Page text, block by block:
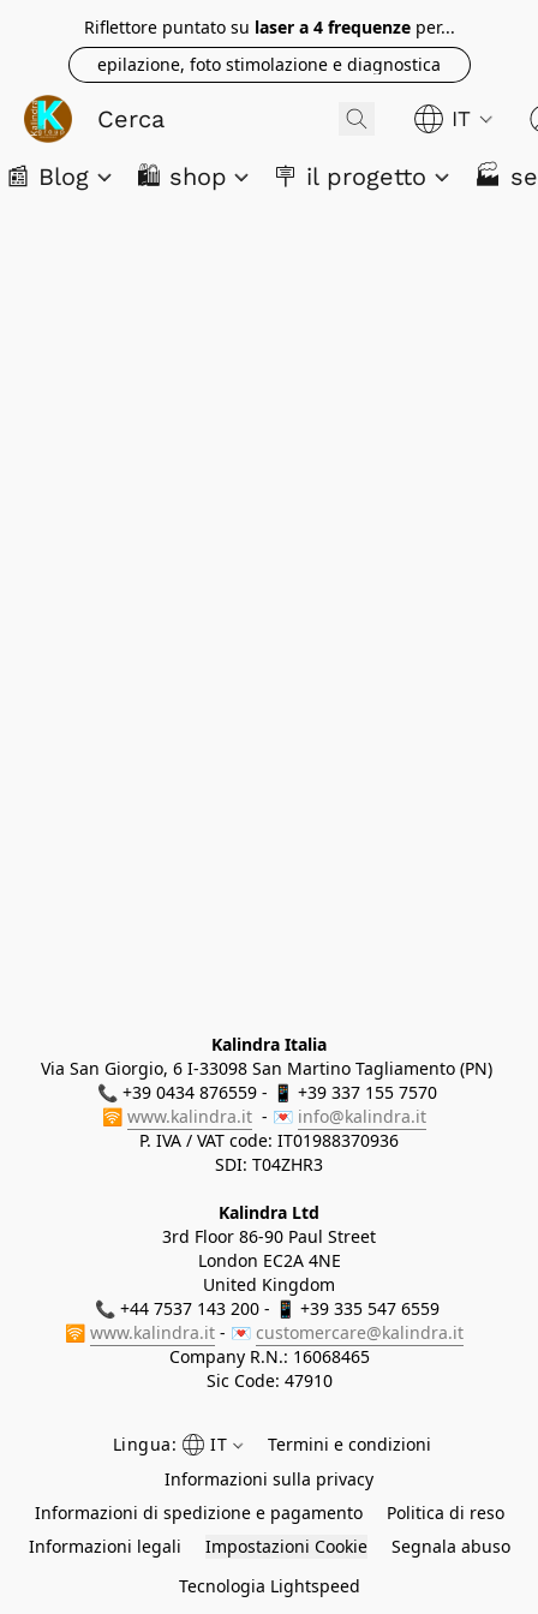
Riflettore puntato su laser a 4 frequenzeper...
epilazione, foto stimolazione e diagnostica
IT
📰 Blog 🛍️ shop 🪧 il progetto 🏭
Kalindra Italia
Via San Giorgio, 6 I-33098 San Martino Tagliamento (PN)
📞 +39 0434 876559 - 📱 +39 337 155 7570
🛜 www.kalindra.it
  - 💌
info@kalindra.it
P. IVA / VAT code: IT01988370936
SDI: T04ZHR3
Kalindra Ltd
3rd Floor 86-90 Paul Street
London EC2A 4NE
United Kingdom
📞 +44 7537 143 200 - 📱 +39 335 547 6559
🛜 www.kalindra.it - 💌 customercare@kalindra.it
Company R.N.: 16068465
Sic Code: 47910
Lingua: IT
Termini e condizioni
Informazioni sulla privacy
Informazioni di spedizione e pagamento
Politica di reso
Informazioni legali
Impostazioni Cookie
Segnala abuso
Tecnologia Lightspeed